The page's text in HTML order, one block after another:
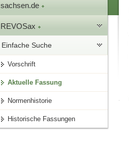
sachsen.de
REVOSax
Einfache Suche
Vorschrift
Aktuelle Fassung
Normenhistorie
Historische Fassungen